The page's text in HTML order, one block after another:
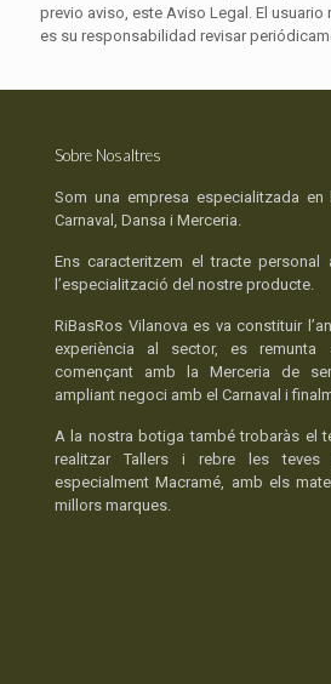
previo aviso, este Aviso Legal. El
es su responsabilidad revisar
Sobre Nosaltres
Som una empresa especialitzada en
Carnaval, Dansa i Merceria.
Ens caracteritzem el tracte
l’especialització del nostre producte.
RiBasRos Vilanova es va constituir
experiència al sector, es
començant amb la Merceria de
ampliant negoci amb el Carnaval i
A la nostra botiga també trobaràs el
realitzar Tallers i rebre les teves
especialment Macramé, amb els
millors marques.